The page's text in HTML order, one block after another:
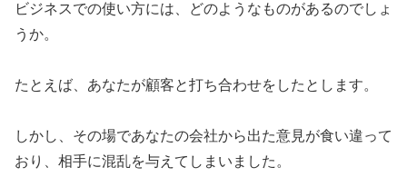
ビジネスでの使い方には、どのようなものがあるのでしょ
うか。
たとえば、あなたが顧客と打ち合わせをしたとします。
しかし、その場であなたの会社から出た意見が食い違って
おり、相手に混乱を与えてしまいました。